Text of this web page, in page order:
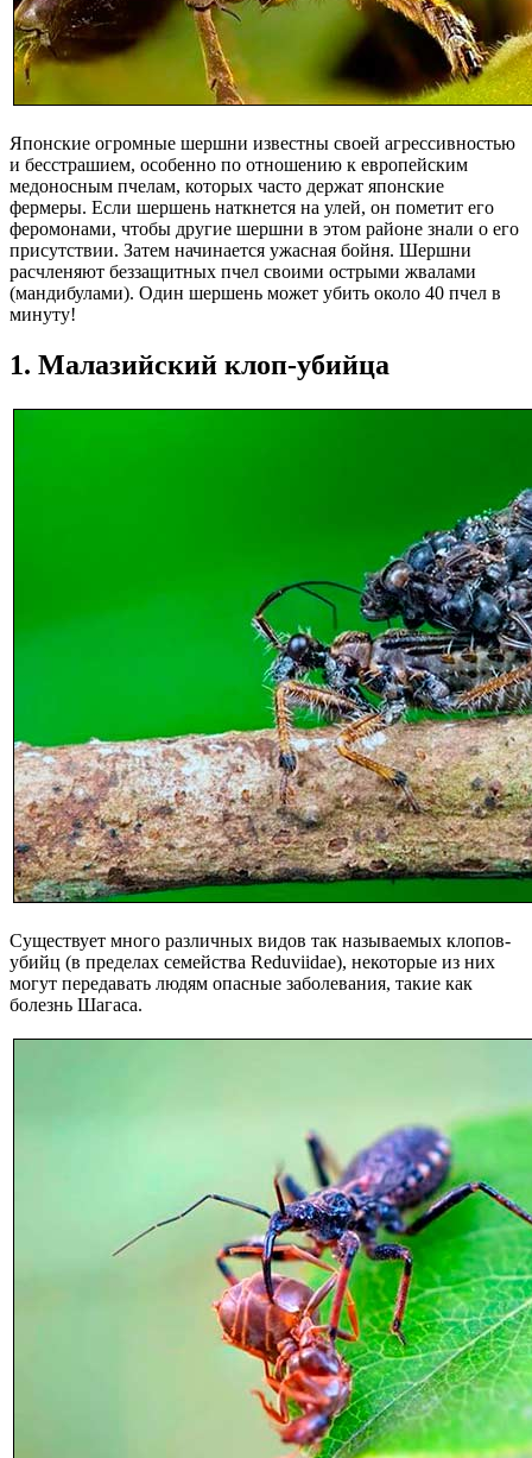
Японские огромные шершни известны своей агрессивностью
и бесстрашием, особенно по отношению к европейским
медоносным пчелам, которых часто держат японские
фермеры. Если шершень наткнется на улей, он пометит его
феромонами, чтобы другие шершни в этом районе знали о его
присутствии. Затем начинается ужасная бойня. Шершни
расчленяют беззащитных пчел своими острыми жвалами
(мандибулами). Один шершень может убить около 40 пчел в
минуту!
1. Малазийский клоп-убийца
Существует много различных видов так называемых клопов-
убийц (в пределах семейства Reduviidae), некоторые из них
могут передавать людям опасные заболевания, такие как
болезнь Шагаса.